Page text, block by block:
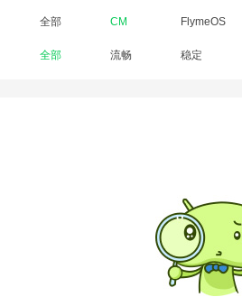
全部 CM FlymeOS
全部 流畅 稳定